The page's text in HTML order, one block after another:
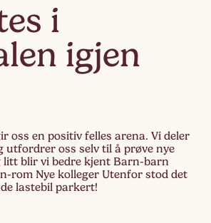
i
igjen
oss en positiv felles arena. Vi deler
utfordrer oss selv til å prøve nye
litt blir vi bedre kjent Barn-barn
rom Nye kolleger Utenfor stod det
lastebil parkert!